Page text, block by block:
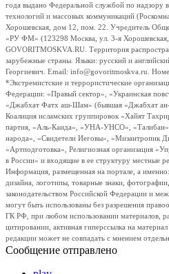
года выдано Федеральной службой по надзору
технологий и массовых коммуникаций
Хорошевская, дом 12, пом. 22. Учредитель
«РУ ФМ» (123298 Москва, ул. 3-я
GOVORITMOSKVA.RU. Территория
зарубежные страны. Языки: русский и
Георгиевич. Email: info@govoritmoskva.ru.
*Экстремистские и террористические
Федерации: «Правый сектор», «Украинская
«Джабхат Фатх аш-Шам» (бывшая «Джабхат
Коалиция исламских группировок «Хайят
партия, «Аль-Каида», «УНА-УНСО»,
народа», «Свидетели Иеговы», «Мизантропик
«Артподготовка», Религиозная организация
в России» и входящие в ее структуру местные
Информация, размещенная на портале, а
дизайна, логотипы, товарные знаки,
законодательством Российской Федерации и
могут быть использованы без разрешения
ГК РФ, при любом использовании материалов,
цитировании, активная гиперссылка на
редакции может не совпадать с мнением
Сообщение отправлено